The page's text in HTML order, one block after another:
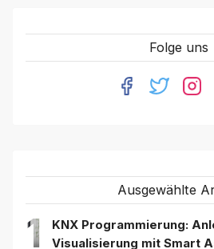
Folge uns
Ausgewählte
1
KNX Programmierung:
Visualisierung mit Smart